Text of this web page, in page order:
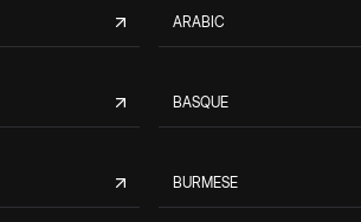
ARABIC
BASQUE
BURMESE